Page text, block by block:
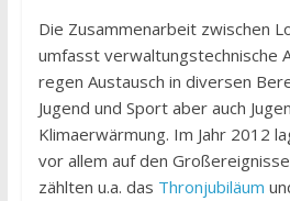
Die Zusammenarbeit zwischen
umfasst verwaltungstechnische
regen Austausch in diversen
Jugend und Sport aber auch
Klimaerwärmung. Im Jahr 2012
vor allem auf den
zählten u.a. das Thronjubiläum